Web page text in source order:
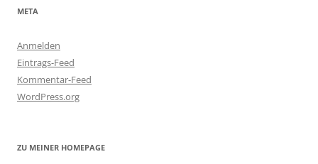
META
Anmelden
Eintrags-Feed
Kommentar-Feed
WordPress.org
ZU MEINER HOMEPAGE